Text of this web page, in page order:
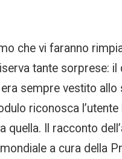
che vi faranno
tante sorprese: il
sempre vestito
riconosca
Il racconto
a cura della